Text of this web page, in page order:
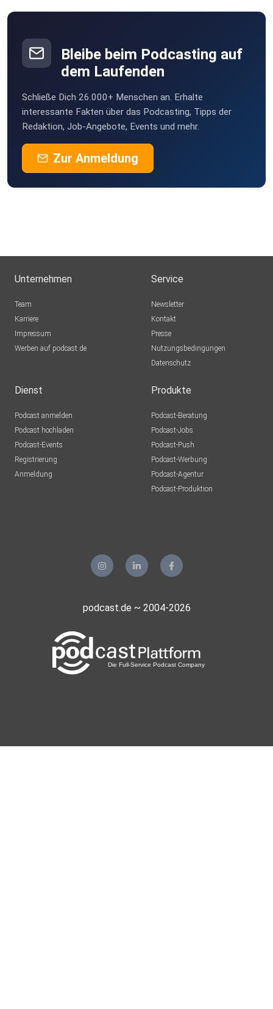
Bleibe beim Podcasting auf
dem Laufenden
Schließe Dich 26.000+ Menschen an. Erhalte
interessante Fakten über das Podcasting, Tipps der
Redaktion, Job-Angebote, Events und mehr.
Zur Anmeldung
Unternehmen
Team
Karriere
Impressum
Werben auf podcast.de
Service
Newsletter
Kontakt
Presse
Nutzungsbedingungen
Datenschutz
Dienst
Podcast anmelden
Podcast hochladen
Podcast-Events
Registrierung
Anmeldung
Produkte
Podcast-Beratung
Podcast-Jobs
Podcast-Push
Podcast-Werbung
Podcast-Agentur
Podcast-Produktion
podcast.de ~ 2004-2026